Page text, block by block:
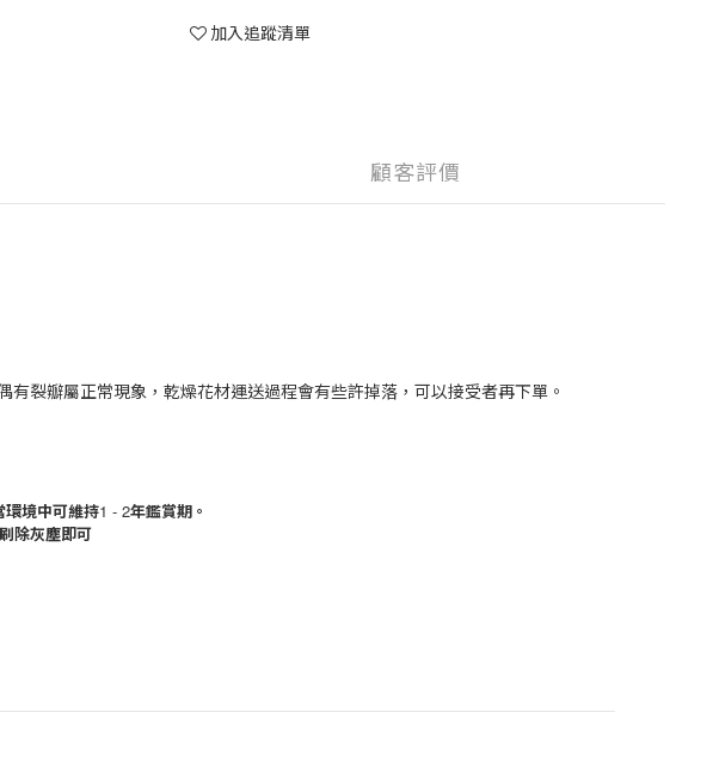
加入追蹤清單
顧客評價
裂瓣屬正常現象，乾燥花材運送過程會有些許掉落，可以接受者再下單。
環境中可維持1 - 2年鑑賞期。
除灰塵即可